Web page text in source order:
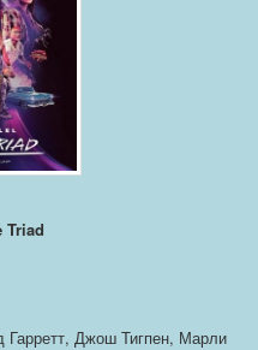
Triad
Гарретт, Джош Тигпен, Марли